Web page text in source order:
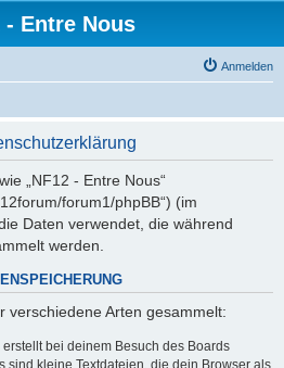
- Entre Nous
Anmelden
„NF12 - Entre Nous“
forum1/phpBB“) (im
Daten verwendet, die während
werden.
verschiedene Arten gesammelt:
bei deinem Besuch des Boards
sind kleine Textdateien, die dein Browser als